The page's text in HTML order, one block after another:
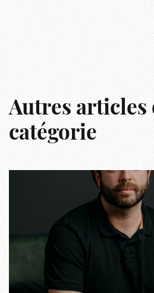
Autres articles
catégorie